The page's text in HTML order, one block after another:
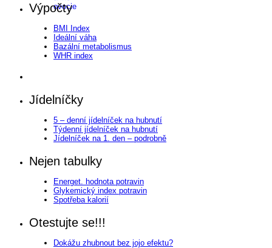
Výpočty
BMI Index
Ideální váha
Bazální metabolismus
WHR index
Jídelníčky
5 – denní jídelníček na hubnutí
Týdenní jídelníček na hubnutí
Jídelníček na 1. den – podrobně
Nejen tabulky
Energet. hodnota potravin
Glykemický index potravin
Spotřeba kalorií
Otestujte se!!!
Dokážu zhubnout bez jojo efektu?